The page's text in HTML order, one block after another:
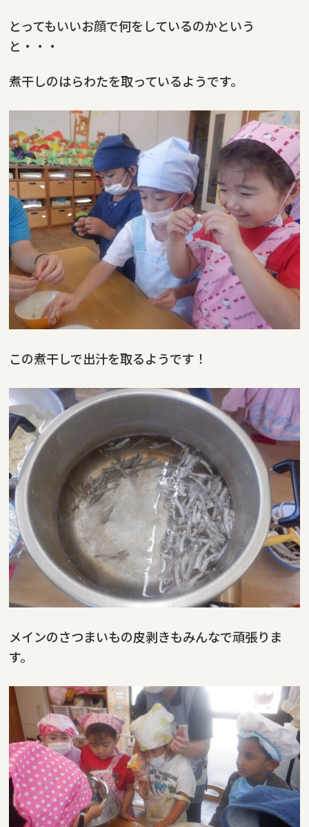
とってもいいお顔で何をしているのかという
と・・・
煮干しのはらわたを取っているようです。
この煮干しで出汁を取るようです！
メインのさつまいもの皮剥きもみんなで頑張りま
す。